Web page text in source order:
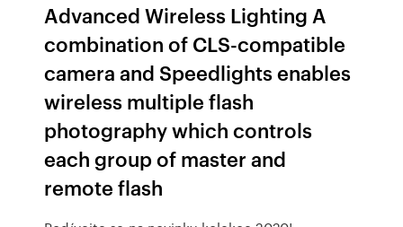
Advanced Wireless Lighting A
combination of CLS-compatible
camera and Speedlights enables
wireless multiple flash
photography which controls
each group of master and
remote flash